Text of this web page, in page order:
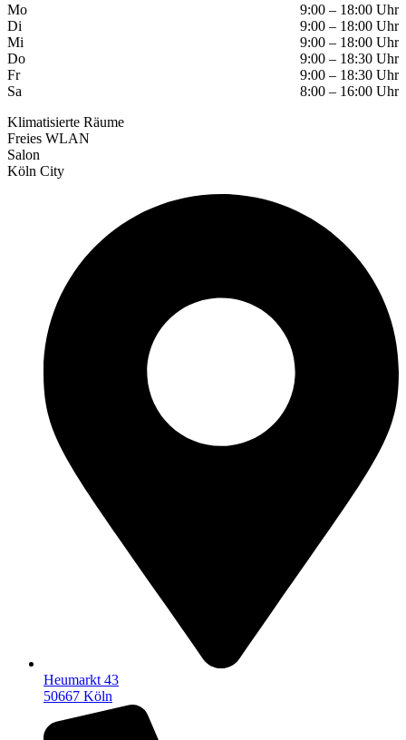
Mo
9:00 – 18:00 Uhr
Di
9:00 – 18:00 Uhr
Mi
9:00 – 18:00 Uhr
Do
9:00 – 18:30 Uhr
Fr
9:00 – 18:30 Uhr
Sa
8:00 – 16:00 Uhr
Klimatisierte Räume
Freies WLAN
Salon
Köln City
Heumarkt 43
50667 Köln